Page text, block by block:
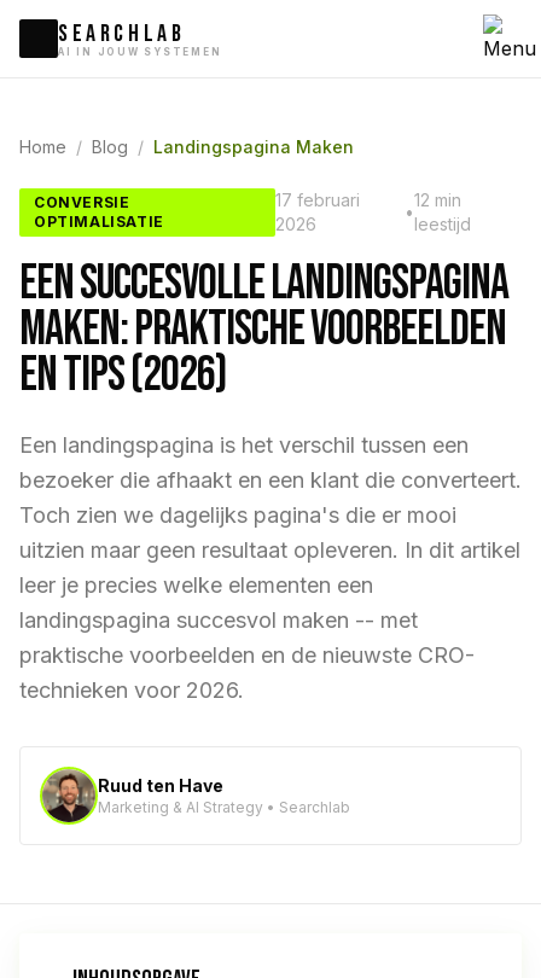
SEARCHLAB
AI IN JOUW SYSTEMEN
Home / Blog / Landingspagina Maken
CONVERSIE
OPTIMALISATIE
17 februari
2026
•
12 min
leestijd
Een Succesvolle Landingspagina
Maken: Praktische Voorbeelden
en Tips (2026)
Een landingspagina is het verschil tussen een
bezoeker die afhaakt en een klant die converteert.
Toch zien we dagelijks pagina's die er mooi
uitzien maar geen resultaat opleveren. In dit artikel
leer je precies welke elementen een
landingspagina succesvol maken -- met
praktische voorbeelden en de nieuwste CRO-
technieken voor 2026.
Ruud ten Have
Marketing & AI Strategy • Searchlab